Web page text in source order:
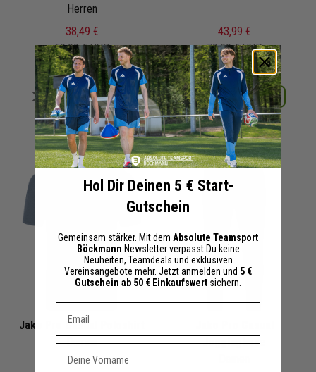
Herren
38,49 €
69,99 € UVP
Details Merken
+ 4 Interessenten
43,99 €
79,99 € UVP
Details Merken
+ 4 Interessenten
Jako Pro Casual Poloshirt
Damen
Jogginghose
Hol Dir Deinen 5 € Start-
Gutschein
Gemeinsam stärker. Mit dem Absolute Teamsport
Böckmann Newsletter verpasst Du keine
Neuheiten, Teamdeals und exklusiven
Vereinsangebote mehr. Jetzt anmelden und 5 €
Gutschein ab 50 € Einkaufswert sichern.